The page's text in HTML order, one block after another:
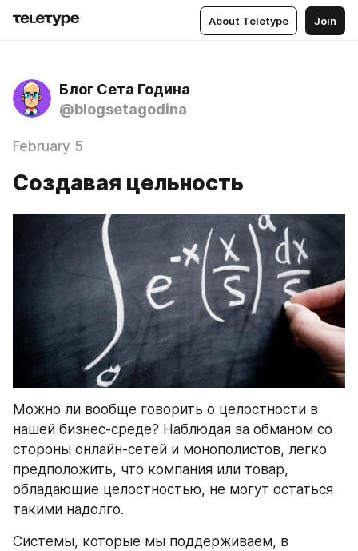
About Teletype Join
Блог Сета Година
@blogsetagodina
February 5
Создавая цельность
Можно ли вообще говорить о целостности в
нашей бизнес-среде? Наблюдая за обманом со
стороны онлайн-сетей и монополистов, легко
предположить, что компания или товар,
обладающие целостностью, не могут остаться
такими надолго.
Системы, которые мы поддерживаем, в